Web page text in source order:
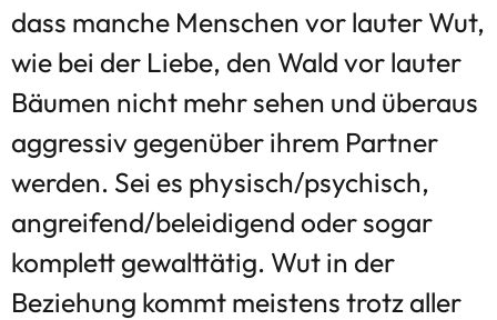
dass manche Menschen vor lauter Wut,
wie bei der Liebe, den Wald vor lauter
Bäumen nicht mehr sehen und überaus
aggressiv gegenüber ihrem Partner
werden. Sei es physisch/psychisch,
angreifend/beleidigend oder sogar
komplett gewalttätig. Wut in der
Beziehung kommt meistens trotz aller